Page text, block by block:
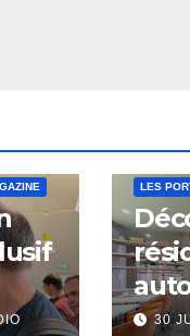
LES
à 30